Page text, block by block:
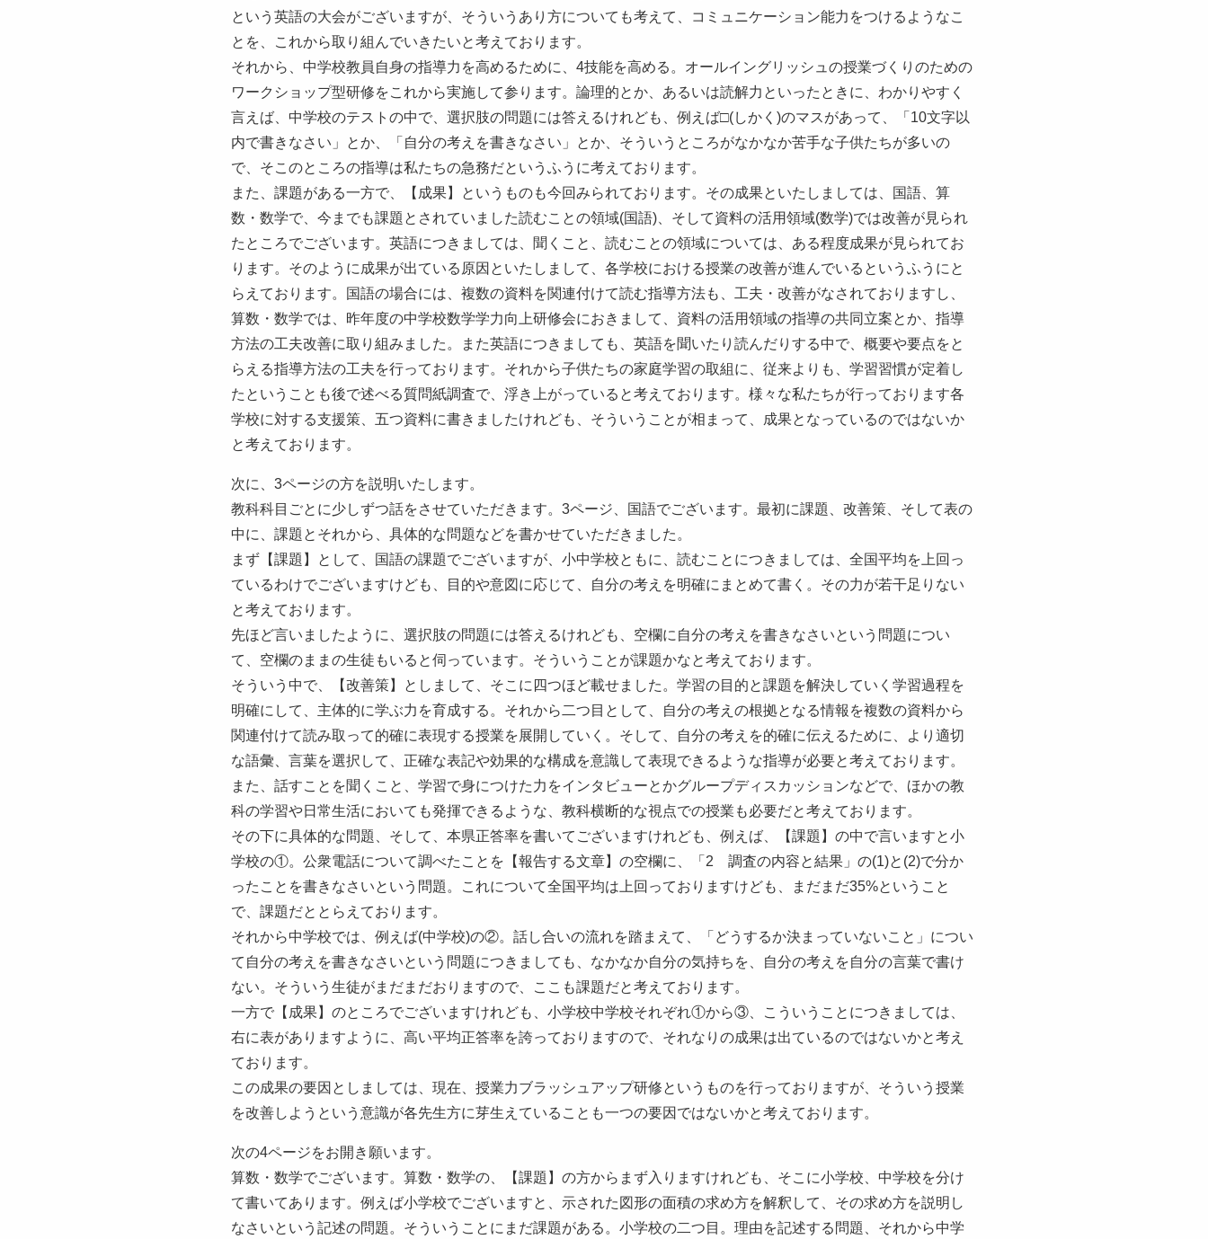
という英語の大会がございますが、そういうあり方についても考えて、コミュニケーション能力をつけるようなこ
とを、これから取り組んでいきたいと考えております。
それから、中学校教員自身の指導力を高めるために、4技能を高める。オールイングリッシュの授業づくりのための
ワークショップ型研修をこれから実施して参ります。論理的とか、あるいは読解力といったときに、わかりやすく
言えば、中学校のテストの中で、選択肢の問題には答えるけれども、例えば□(しかく)のマスがあって、「10文字以
内で書きなさい」とか、「自分の考えを書きなさい」とか、そういうところがなかなか苦手な子供たちが多いの
で、そこのところの指導は私たちの急務だというふうに考えております。
また、課題がある一方で、【成果】というものも今回みられております。その成果といたしましては、国語、算
数・数学で、今までも課題とされていました読むことの領域(国語)、そして資料の活用領域(数学)では改善が見られ
たところでございます。英語につきましては、聞くこと、読むことの領域については、ある程度成果が見られてお
ります。そのように成果が出ている原因といたしまして、各学校における授業の改善が進んでいるというふうにと
らえております。国語の場合には、複数の資料を関連付けて読む指導方法も、工夫・改善がなされておりますし、
算数・数学では、昨年度の中学校数学学力向上研修会におきまして、資料の活用領域の指導の共同立案とか、指導
方法の工夫改善に取り組みました。また英語につきましても、英語を聞いたり読んだりする中で、概要や要点をと
らえる指導方法の工夫を行っております。それから子供たちの家庭学習の取組に、従来よりも、学習習慣が定着し
たということも後で述べる質問紙調査で、浮き上がっていると考えております。様々な私たちが行っております各
学校に対する支援策、五つ資料に書きましたけれども、そういうことが相まって、成果となっているのではないか
と考えております。
次に、3ページの方を説明いたします。
教科科目ごとに少しずつ話をさせていただきます。3ページ、国語でございます。最初に課題、改善策、そして表の
中に、課題とそれから、具体的な問題などを書かせていただきました。
まず【課題】として、国語の課題でございますが、小中学校ともに、読むことにつきましては、全国平均を上回っ
ているわけでございますけども、目的や意図に応じて、自分の考えを明確にまとめて書く。その力が若干足りない
と考えております。
先ほど言いましたように、選択肢の問題には答えるけれども、空欄に自分の考えを書きなさいという問題につい
て、空欄のままの生徒もいると伺っています。そういうことが課題かなと考えております。
そういう中で、【改善策】としまして、そこに四つほど載せました。学習の目的と課題を解決していく学習過程を
明確にして、主体的に学ぶ力を育成する。それから二つ目として、自分の考えの根拠となる情報を複数の資料から
関連付けて読み取って的確に表現する授業を展開していく。そして、自分の考えを的確に伝えるために、より適切
な語彙、言葉を選択して、正確な表記や効果的な構成を意識して表現できるような指導が必要と考えております。
また、話すことを聞くこと、学習で身につけた力をインタビューとかグループディスカッションなどで、ほかの教
科の学習や日常生活においても発揮できるような、教科横断的な視点での授業も必要だと考えております。
その下に具体的な問題、そして、本県正答率を書いてございますけれども、例えば、【課題】の中で言いますと小
学校の①。公衆電話について調べたことを【報告する文章】の空欄に、「2 調査の内容と結果」の(1)と(2)で分か
ったことを書きなさいという問題。これについて全国平均は上回っておりますけども、まだまだ35%ということ
で、課題だととらえております。
それから中学校では、例えば(中学校)の②。話し合いの流れを踏まえて、「どうするか決まっていないこと」につい
て自分の考えを書きなさいという問題につきましても、なかなか自分の気持ちを、自分の考えを自分の言葉で書け
ない。そういう生徒がまだまだおりますので、ここも課題だと考えております。
一方で【成果】のところでございますけれども、小学校中学校それぞれ①から③、こういうことにつきましては、
右に表がありますように、高い平均正答率を誇っておりますので、それなりの成果は出ているのではないかと考え
ております。
この成果の要因としましては、現在、授業力ブラッシュアップ研修というものを行っておりますが、そういう授業
を改善しようという意識が各先生方に芽生えていることも一つの要因ではないかと考えております。
次の4ページをお開き願います。
算数・数学でございます。算数・数学の、【課題】の方からまず入りますけれども、そこに小学校、中学校を分け
て書いてあります。例えば小学校でございますと、示された図形の面積の求め方を解釈して、その求め方を説明し
なさいという記述の問題。そういうことにまだ課題がある。小学校の二つ目。理由を記述する問題、それから中学